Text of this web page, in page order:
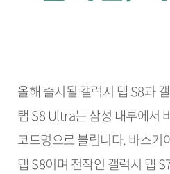
올해 출시될 갤럭시 탭 S8과
탭 S8 Ultra는 삼성 내부에서
코드명으로 불립니다. 바스키
탭 S8이며 전작인 갤럭시 탭